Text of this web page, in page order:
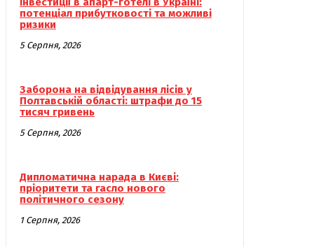
потенціал прибутковості та можливі
ризики
5 Серпня, 2026
Заборона на відвідування лісів у
Полтавській області: штрафи до 15
тисяч гривень
5 Серпня, 2026
Дипломатична нарада в Києві:
пріоритети та гасло нового
політичного сезону
1 Серпня, 2026